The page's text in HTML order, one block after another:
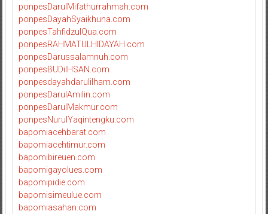
ponpesDarulMifathurrahmah.com
ponpesDayahSyaikhuna.com
ponpesTahfidzulQua.com
ponpesRAHMATULHIDAYAH.com
ponpesDarussalamnuh.com
ponpesBUDiIHSAN.com
ponpesdayahdarulilham.com
ponpesDarulAmilin.com
ponpesDarulMakmur.com
ponpesNurulYaqintengku.com
bapomiacehbarat.com
bapomiacehtimur.com
bapomibireuen.com
bapomigayolues.com
bapomipidie.com
bapomisimeulue.com
bapomiasahan.com